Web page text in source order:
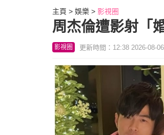
主頁 娛樂 影視圈
周杰倫遭影射「
影視圈 更新時間：12:38 2026-08-